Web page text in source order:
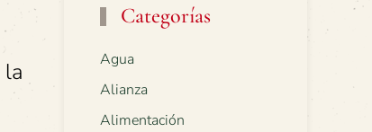
Categorías
Agua
Alianza
Alimentación